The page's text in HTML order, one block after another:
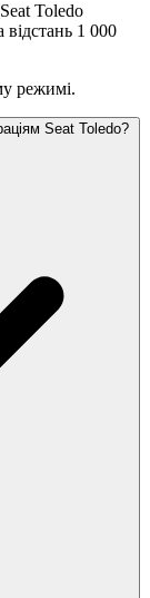
Toledo
відстань 1 000
режимі.
Seat Toledo?